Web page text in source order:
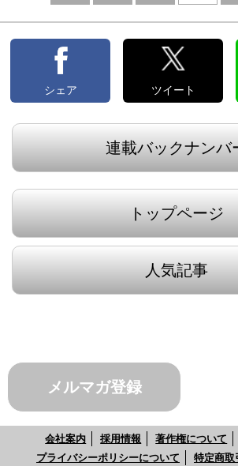
へ
シェア ツイート
連載バックナンバ
トップページ
人気記事
メルマガ登録
会社案内 採用情報 著作権について
プライバシーポリシーについて
特定商取